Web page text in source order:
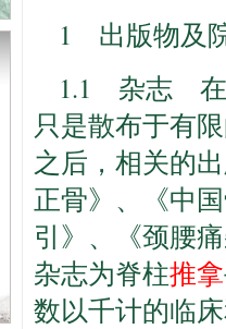
1 出版物及
1.1 杂志 在
只是散布于有
之后，相关的
正骨》、《中
引》、《颈腰
杂志为脊柱推拿
数以千计的临